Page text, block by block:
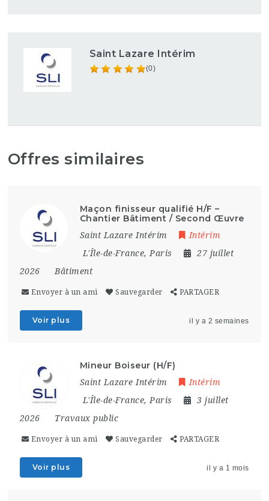
Saint Lazare Intérim
(0)
Offres similaires
Maçon finisseur qualifié H/F –
Chantier Bâtiment / Second Œuvre
Saint Lazare Intérim
Intérim
L'Île-de-France, Paris
27 juillet
2026
Bâtiment
Envoyer à un ami Sauvegarder PARTAGER
Voir plus il y a 2 semaines
Mineur Boiseur (H/F)
Saint Lazare Intérim
Intérim
L'Île-de-France, Paris
3 juillet
2026
Travaux public
Envoyer à un ami Sauvegarder PARTAGER
Voir plus il y a 1 mois